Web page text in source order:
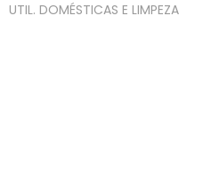
UTIL. DOMÉSTICAS E LIMPEZA